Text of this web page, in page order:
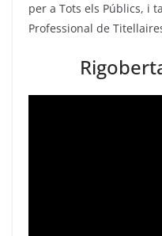
per a Tots els Públics, i
Professional de